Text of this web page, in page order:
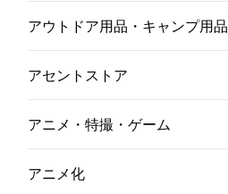
アウトドア用品・キャンプ用品
アセントストア
アニメ・特撮・ゲーム
アニメ化